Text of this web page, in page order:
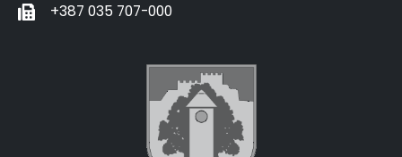
+387 035 707-000